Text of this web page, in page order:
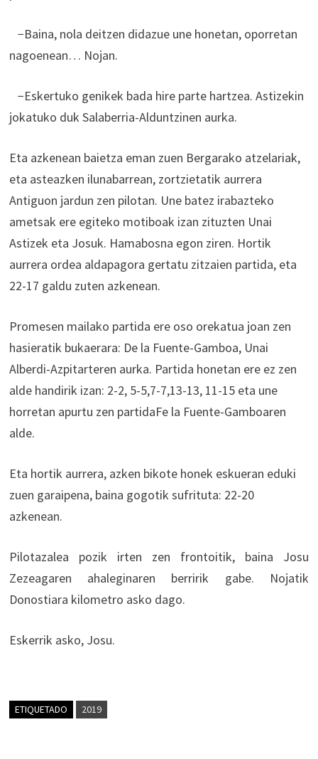
−Baina, nola deitzen didazue une honetan, oporretan
nagoenean… Nojan.
−Eskertuko genikek bada hire parte hartzea. Astizekin
jokatuko duk Salaberria-Alduntzinen aurka.
Eta azkenean baietza eman zuen Bergarako atzelariak,
eta asteazken ilunabarrean, zortzietatik aurrera
Antiguon jardun zen pilotan. Une batez irabazteko
ametsak ere egiteko motiboak izan zituzten Unai
Astizek eta Josuk. Hamabosna egon ziren. Hortik
aurrera ordea aldapagora gertatu zitzaien partida, eta
22-17 galdu zuten azkenean.
Promesen mailako partida ere oso orekatua joan zen
hasieratik bukaerara: De la Fuente-Gamboa, Unai
Alberdi-Azpitarteren aurka. Partida honetan ere ez zen
alde handirik izan: 2-2, 5-5,7-7,13-13, 11-15 eta une
horretan apurtu zen partidaFe la Fuente-Gamboaren
alde.
Eta hortik aurrera, azken bikote honek eskueran eduki
zuen garaipena, baina gogotik sufrituta: 22-20
azkenean.
Pilotazalea pozik irten zen frontoitik, baina Josu
Zezeagaren ahaleginaren berririk gabe. Nojatik
Donostiara kilometro asko dago.
Eskerrik asko, Josu.
ETIQUETADO 2019